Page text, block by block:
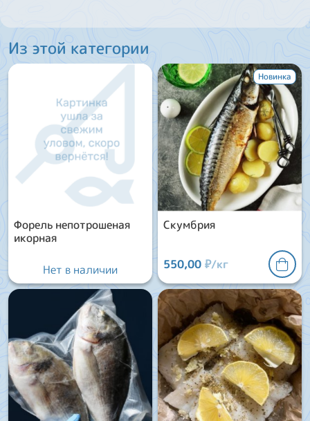
Из этой категории
Форель непотрошеная
икорная
Нет в наличии
Новинка
Скумбрия
550,00 ₽/кг